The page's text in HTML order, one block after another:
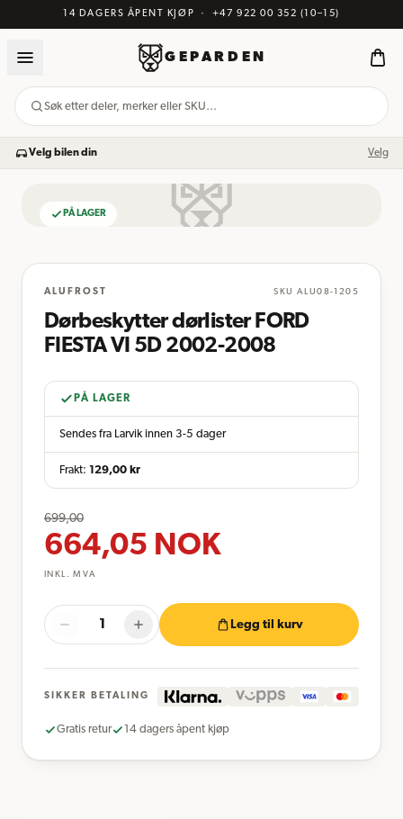
14 DAGERS ÅPENT KJØP · +47 922 00 352 (10–15)
GEPARDEN
Søk etter deler, merker eller SKU…
Velg bilen din Velg
PÅ LAGER
ALUFROST SKU ALU08-1205
Dørbeskytter dørlister FORD
FIESTA VI 5D 2002-2008
PÅ LAGER
Sendes fra Larvik innen 3-5 dager
Frakt: 129,00 kr
699,00
664,05 NOK
INKL. MVA
Legg til kurv
SIKKER BETALING
Gratis retur 14 dagers åpent kjøp